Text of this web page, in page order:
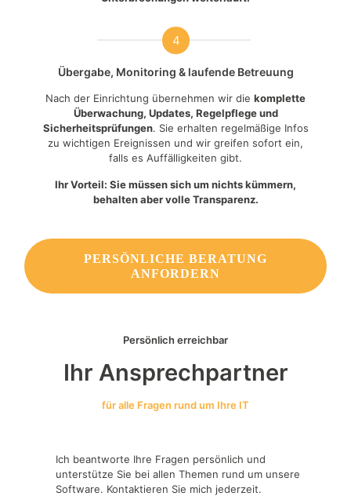
4
Übergabe, Monitoring & laufende Betreuung
Nach der Einrichtung übernehmen wir die komplette
Überwachung, Updates, Regelpflege und
Sicherheitsprüfungen. Sie erhalten regelmäßige Infos
zu wichtigen Ereignissen und wir greifen sofort ein,
falls es Auffälligkeiten gibt.
Ihr Vorteil: Sie müssen sich um nichts kümmern,
behalten aber volle Transparenz.
PERSÖNLICHE BERATUNG
ANFORDERN
Persönlich erreichbar
Ihr Ansprechpartner
für alle Fragen rund um Ihre IT
Ich beantworte Ihre Fragen persönlich und
unterstütze Sie bei allen Themen rund um unsere
Software. Kontaktieren Sie mich jederzeit.